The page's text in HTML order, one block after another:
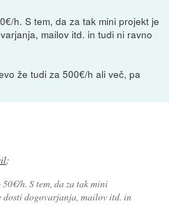
h. S tem, da za tak mini projekt je
mailov itd. in tudi ni ravno
že tudi za 500€/h ali več, pa
:
h. S tem, da za tak mini
dosti dogovarjanja, mailov itd. in